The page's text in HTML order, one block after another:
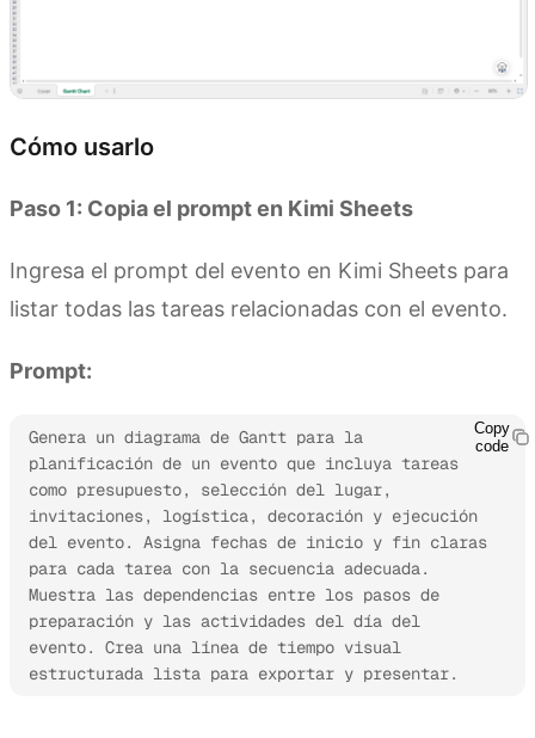
Cómo usarlo
Paso 1: Copia el prompt en Kimi Sheets
Ingresa el prompt del evento en Kimi Sheets para
listar todas las tareas relacionadas con el evento.
Prompt:
Genera un diagrama de Gantt para la
planificación de un evento que incluya tareas
como presupuesto, selección del lugar,
invitaciones, logística, decoración y ejecución
del evento. Asigna fechas de inicio y fin claras
para cada tarea con la secuencia adecuada.
Muestra las dependencias entre los pasos de
preparación y las actividades del día del
evento. Crea una línea de tiempo visual
estructurada lista para exportar y presentar.
Copy
code